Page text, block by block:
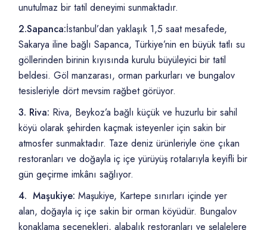
unutulmaz bir tatil deneyimi sunmaktadır.
2.Sapanca:İstanbul’dan yaklaşık 1,5 saat mesafede,
Sakarya iline bağlı Sapanca, Türkiye’nin en büyük tatlı su
göllerinden birinin kıyısında kurulu büyüleyici bir tatil
beldesi. Göl manzarası, orman parkurları ve bungalov
tesisleriyle dört mevsim rağbet görüyor.
3. Riva: Riva, Beykoz’a bağlı küçük ve huzurlu bir sahil
köyü olarak şehirden kaçmak isteyenler için sakin bir
atmosfer sunmaktadır. Taze deniz ürünleriyle öne çıkan
restoranları ve doğayla iç içe yürüyüş rotalarıyla keyifli bir
gün geçirme imkânı sağlıyor.
4. Maşukiye: Maşukiye, Kartepe sınırları içinde yer
alan, doğayla iç içe sakin bir orman köyüdür. Bungalov
konaklama seçenekleri, alabalık restoranları ve şelalelere